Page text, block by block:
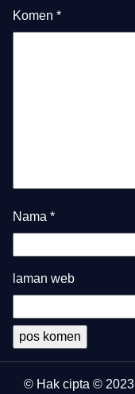
Komen *
Nama *
laman web
© Hak cipta ©